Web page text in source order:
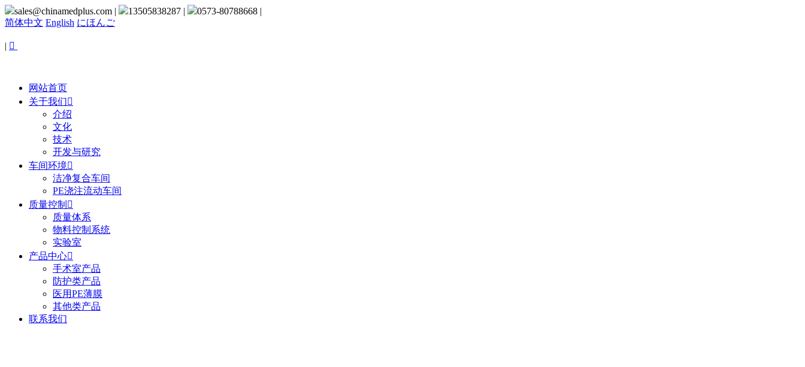
sales@chinamedplus.com | 13505838287 | 0573-80788668 |
简体中文 English にほんご
| 
网站首页
关于我们
介绍
文化
技术
开发与研究
车间环境
洁净复合车间
PE浇注流动车间
质量控制 
质量体系
物料控制系统
实验室
产品中心
手术室产品
防护类产品
医用PE薄膜
其他类产品
联系我们